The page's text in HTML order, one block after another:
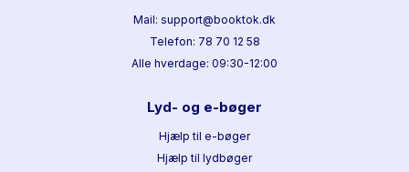
Mail: support@booktok.dk
Telefon: 78 70 12 58
Alle hverdage: 09:30-12:00
Lyd- og e-bøger
Hjælp til e-bøger
Hjælp til lydbøger